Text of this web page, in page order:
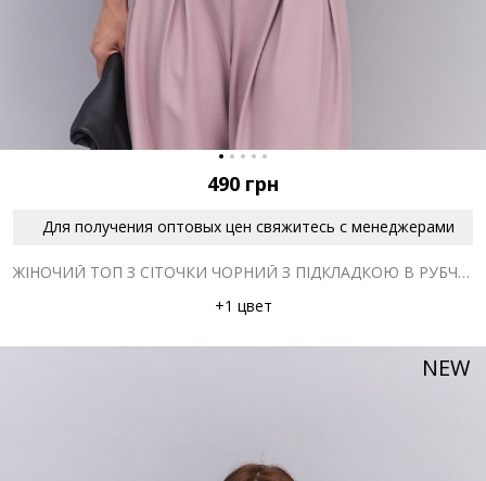
490 грн
Для получения оптовых цен свяжитесь с менеджерами
ЖІНОЧИЙ ТОП З СІТОЧКИ ЧОРНИЙ З ПІДКЛАДКОЮ В РУБЧИК
+1 цвет
NEW